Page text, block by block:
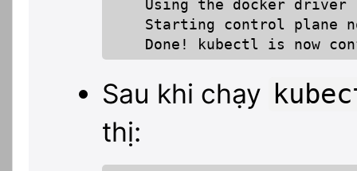
    Using the docker driver
Starting control plane
Done! kubectl is now
Sau khi chạy
thị: